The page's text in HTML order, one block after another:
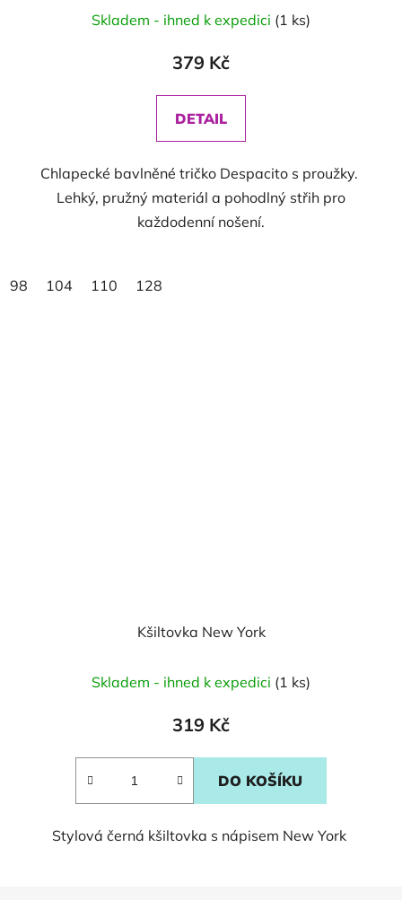
Skladem - ihned k expedici (1 ks)
379 Kč
DETAIL
Chlapecké bavlněné tričko Despacito s proužky.
Lehký, pružný materiál a pohodlný střih pro
každodenní nošení.
98 104 110 128
Kšiltovka New York
Skladem - ihned k expedici (1 ks)
319 Kč
DO KOŠÍKU
Stylová černá kšiltovka s nápisem New York